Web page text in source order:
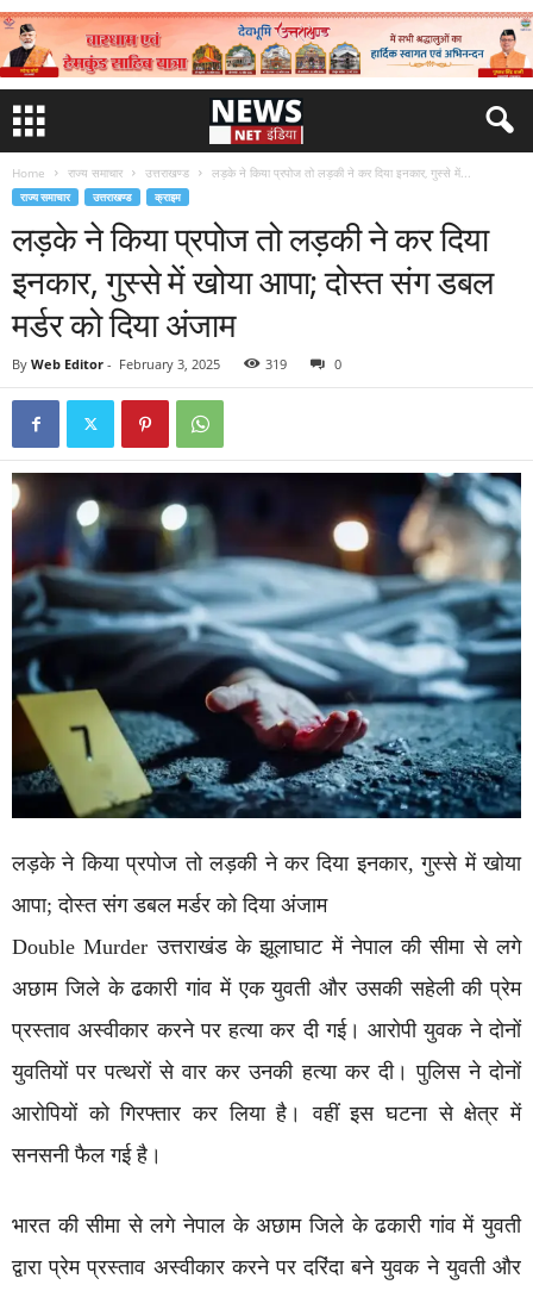
Home राज्य समाचार उत्तराखण्ड लड़के ने किया प्रपोज तो लड़की ने कर दिया इनकार, गुस्‍से में...
राज्य समाचार उत्तराखण्ड क्राइम
लड़के ने किया प्रपोज तो लड़की ने कर दिया
इनकार, गुस्‍से में खोया आपा; दोस्‍त संग डबल
मर्डर को दिया अंजाम
By Web Editor - February 3, 2025 319 0
लड़के ने किया प्रपोज तो लड़की ने कर दिया इनकार, गुस्‍से में खोया
आपा; दोस्‍त संग डबल मर्डर को दिया अंजाम
Double Murder उत्तराखंड के झूलाघाट में नेपाल की सीमा से लगे
अछाम जिले के ढकारी गांव में एक युवती और उसकी सहेली की प्रेम
प्रस्ताव अस्वीकार करने पर हत्या कर दी गई। आरोपी युवक ने दोनों
युवतियों पर पत्थरों से वार कर उनकी हत्या कर दी। पुलिस ने दोनों
आरोपियों को गिरफ्तार कर लिया है। वहीं इस घटना से क्षेत्र में
सनसनी फैल गई है।
भारत की सीमा से लगे नेपाल के अछाम जिले के ढकारी गांव में युवती
द्वारा प्रेम प्रस्ताव अस्वीकार करने पर दरिंदा बने युवक ने युवती और